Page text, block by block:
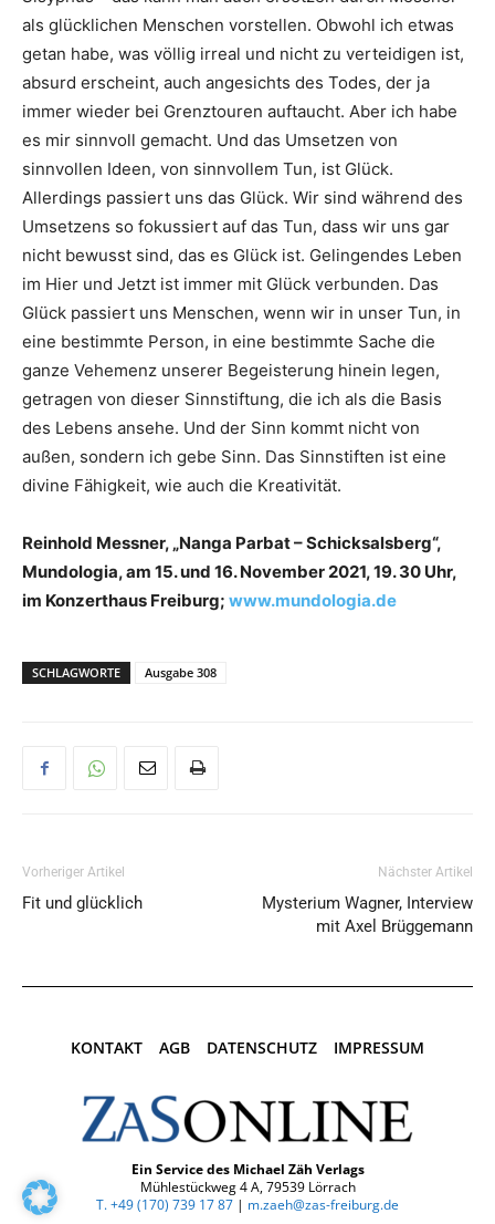
als glücklichen Menschen vorstellen. Obwohl ich etwas
getan habe, was völlig irreal und nicht zu verteidigen ist,
absurd erscheint, auch angesichts des Todes, der ja
immer wieder bei Grenztouren auftaucht. Aber ich habe
es mir sinnvoll gemacht. Und das Umsetzen von
sinnvollen Ideen, von sinnvollem Tun, ist Glück.
Allerdings passiert uns das Glück. Wir sind während des
Umsetzens so fokussiert auf das Tun, dass wir uns gar
nicht bewusst sind, das es Glück ist. Gelingendes Leben
im Hier und Jetzt ist immer mit Glück verbunden. Das
Glück passiert uns Menschen, wenn wir in unser Tun, in
eine bestimmte Person, in eine bestimmte Sache die
ganze Vehemenz unserer Begeisterung hinein legen,
getragen von dieser Sinnstiftung, die ich als die Basis
des Lebens ansehe. Und der Sinn kommt nicht von
außen, sondern ich gebe Sinn. Das Sinnstiften ist eine
divine Fähigkeit, wie auch die Kreativität.
Reinhold Messner, „Nanga Parbat – Schicksalsberg“,
Mundologia, am 15. und 16. November 2021, 19. 30 Uhr,
im Konzerthaus Freiburg; www.mundologia.de
SCHLAGWORTE Ausgabe 308
Vorheriger Artikel
Fit und glücklich
Nächster Artikel
Mysterium Wagner, Interview
mit Axel Brüggemann
KONTAKT AGB DATENSCHUTZ IMPRESSUM
Ein Service des Michael Zäh Verlags
Mühlestückweg 4 A, 79539 Lörrach
T. +49 (170) 739 17 87‬ | m.zaeh@zas-freiburg.de